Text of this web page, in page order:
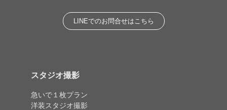
LINEでのお問合せはこちら
スタジオ撮影
急いで１枚プラン
洋装スタジオ撮影